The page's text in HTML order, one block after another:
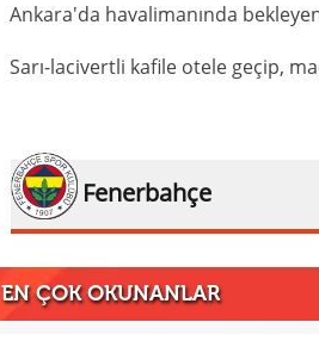
Ankara'da havalimanında
Sarı-lacivertli kafile otele geçip,
Fenerbahçe
EN ÇOK OKUNANLAR